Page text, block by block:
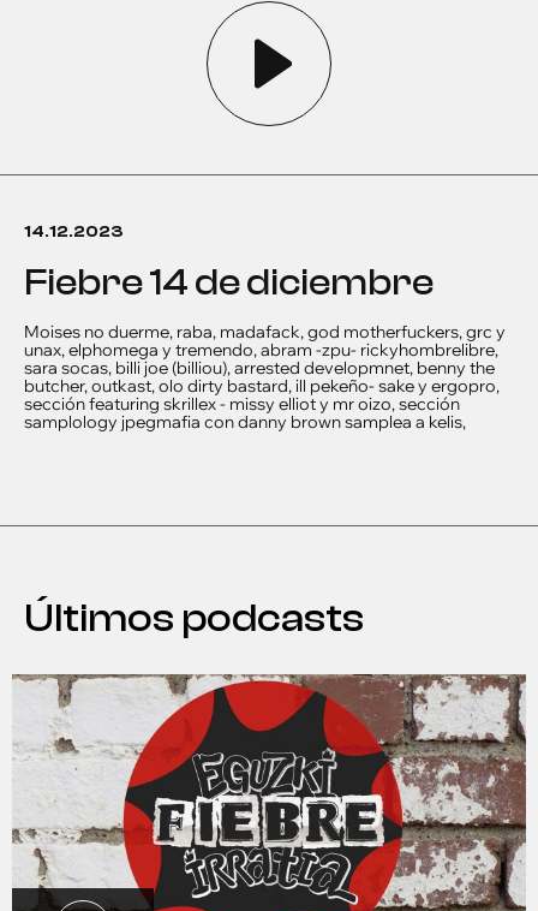
14.12.2023
fiebre 14 de diciembre
Moises no duerme, raba, madafack, god motherfuckers, grc y
unax, elphomega y tremendo, abram -zpu- rickyhombrelibre,
sara socas, billi joe (billiou), arrested developmnet, benny the
butcher, outkast, olo dirty bastard, ill pekeño- sake y ergopro,
sección featuring skrillex - missy elliot y mr oizo, sección
samplology jpegmafia con danny brown samplea a kelis,
Últimos podcasts